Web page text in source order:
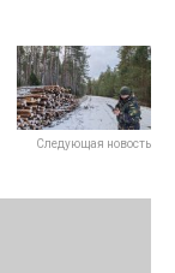
Следующая новость